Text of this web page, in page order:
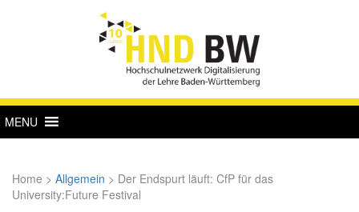
MENU
Home > Allgemein > Der Endspurt läuft: CfP für das
University:Future Festival